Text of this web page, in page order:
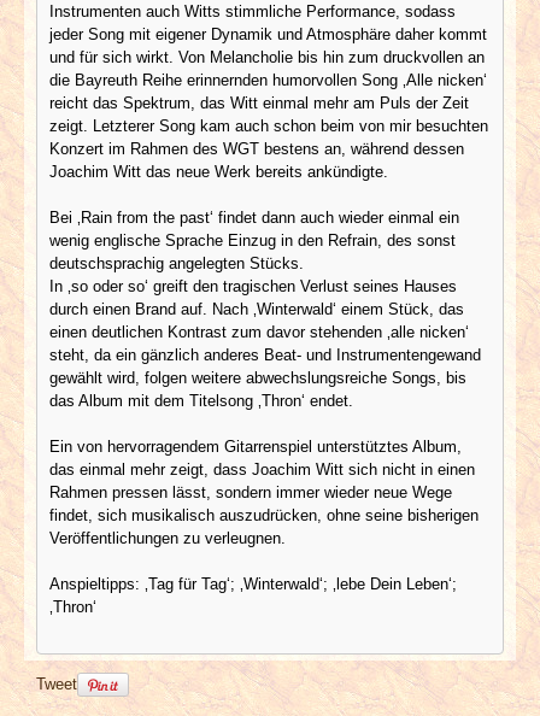
Instrumenten auch Witts stimmliche Performance, sodass
jeder Song mit eigener Dynamik und Atmosphäre daher kommt
und für sich wirkt. Von Melancholie bis hin zum druckvollen an
die Bayreuth Reihe erinnernden humorvollen Song ‚Alle nicken‘
reicht das Spektrum, das Witt einmal mehr am Puls der Zeit
zeigt. Letzterer Song kam auch schon beim von mir besuchten
Konzert im Rahmen des WGT bestens an, während dessen
Joachim Witt das neue Werk bereits ankündigte.
Bei ‚Rain from the past‘ findet dann auch wieder einmal ein
wenig englische Sprache Einzug in den Refrain, des sonst
deutschsprachig angelegten Stücks.
In ‚so oder so‘ greift den tragischen Verlust seines Hauses
durch einen Brand auf. Nach ‚Winterwald‘ einem Stück, das
einen deutlichen Kontrast zum davor stehenden ‚alle nicken‘
steht, da ein gänzlich anderes Beat- und Instrumentengewand
gewählt wird, folgen weitere abwechslungsreiche Songs, bis
das Album mit dem Titelsong ‚Thron‘ endet.
Ein von hervorragendem Gitarrenspiel unterstütztes Album,
das einmal mehr zeigt, dass Joachim Witt sich nicht in einen
Rahmen pressen lässt, sondern immer wieder neue Wege
findet, sich musikalisch auszudrücken, ohne seine bisherigen
Veröffentlichungen zu verleugnen.
Anspieltipps: ‚Tag für Tag‘; ‚Winterwald‘; ‚lebe Dein Leben‘;
‚Thron‘
Tweet